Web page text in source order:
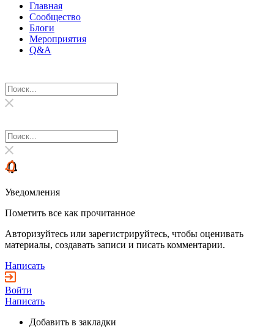
Главная
Сообщество
Блоги
Мероприятия
Q&A
Уведомления
Пометить все как прочитанное
Авторизуйтесь или зарегистрируйтесь, чтобы оценивать
материалы, создавать записи и писать комментарии.
Написать
Войти
Написать
Добавить в закладки